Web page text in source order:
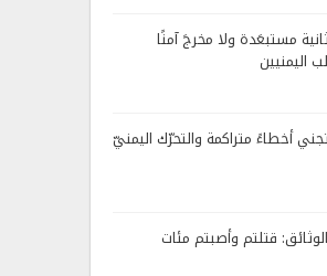
مستبعَدة ولا مخرجَ آمنًا
اليمنيين
أخطاءً متراكمة والتحرّك اليمنيّ
قتلتم وأصبتم مئات